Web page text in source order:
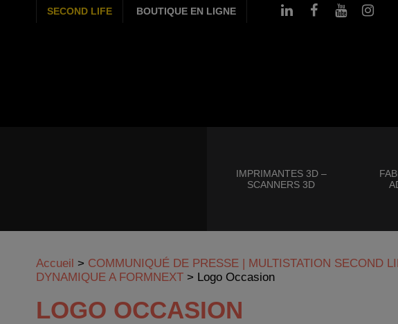
SECOND LIFE BOUTIQUE EN LIGNE
IMPRIMANTES 3D –
SCANNERS 3D
Accueil > COMMUNIQUÉ DE PRESSE | MULTISTATION SECOND
DYNAMIQUE A FORMNEXT > Logo Occasion
LOGO OCCASION